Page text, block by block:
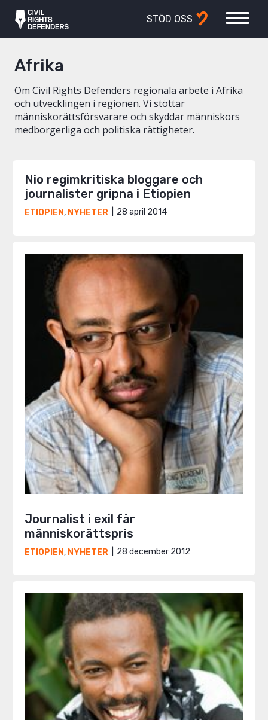
STÖD OSS
Afrika
Om Civil Rights Defenders regionala arbete i Afrika
och utvecklingen i regionen. Vi stöttar
människorättsförsvarare och skyddar människors
medborgerliga och politiska rättigheter.
Nio regimkritiska bloggare och
journalister gripna i Etiopien
ETIOPIEN, NYHETER 28 april 2014
Journalist i exil får
människorättspris
ETIOPIEN, NYHETER 28 december 2012